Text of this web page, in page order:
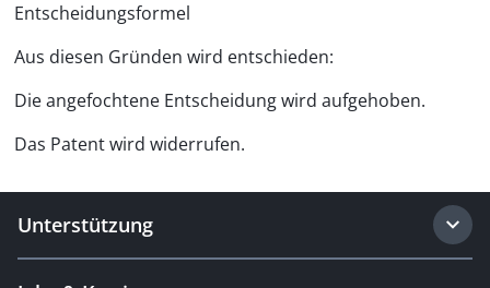
Entscheidungsformel
Aus diesen Gründen wird entschieden:
Die angefochtene Entscheidung wird aufgehoben.
Das Patent wird widerrufen.
Unterstützung